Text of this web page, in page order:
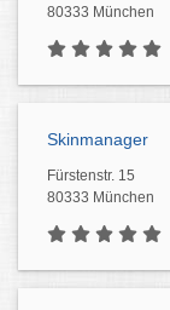
80333 München
Skinmanager
Fürstenstr. 15
80333 München